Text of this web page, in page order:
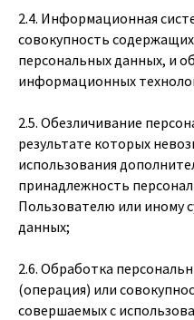
2.4. Информационная
совокупность
персональных данных, и
информационных
2.5. Обезличивание
результате которых
использования
принадлежность
Пользователю или иному
данных;
2.6. Обработка
(операция) или
совершаемых с